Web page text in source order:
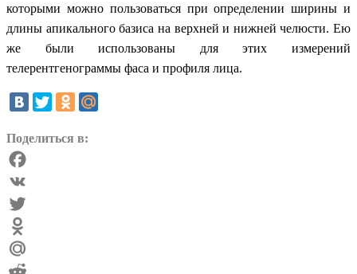
которыми можно пользоваться при определении ширины и
длины апикального базиса на верхней и нижней челюсти. Ею
же были использованы для этих измерений
телерентгенограммы фаса и профиля лица.
Поделиться в:
Facebook
VK
Twitter
Odnoklassniki
Mail.Ru